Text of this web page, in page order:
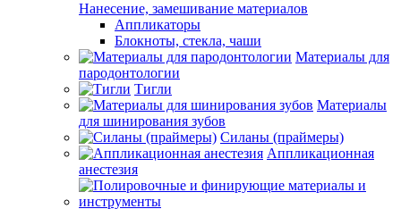
Нанесение, замешивание материалов
Аппликаторы
Блокноты, стекла, чаши
Материалы для
пародонтологии
Тигли
Материалы
для шинирования зубов
Силаны (праймеры)
Аппликационная
анестезия